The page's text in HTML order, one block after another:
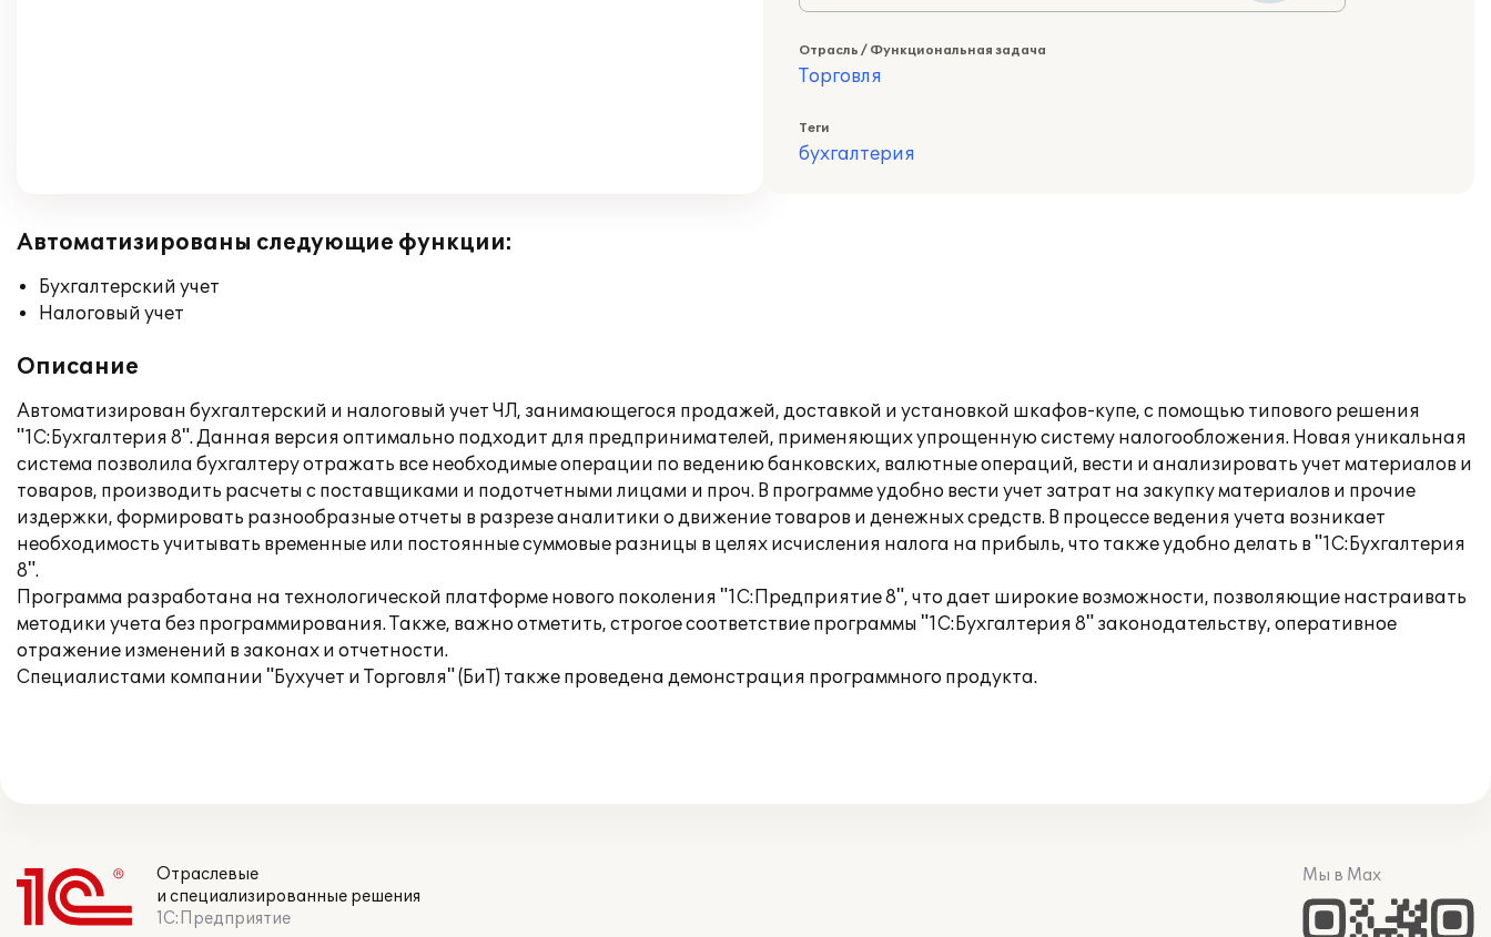
Отрасль / Функциональная задача
Торговля
Теги
бухгалтерия
Автоматизированы следующие функции:
Бухгалтерский учет
Налоговый учет
Описание
Автоматизирован бухгалтерский и налоговый учет ЧЛ, занимающегося продажей, доставкой и установкой шкафов-купе, с помощью типового решения
"1С:Бухгалтерия 8". Данная версия оптимально подходит для предпринимателей, применяющих упрощенную систему налогообложения. Новая уникальная
система позволила бухгалтеру отражать все необходимые операции по ведению банковских, валютные операций, вести и анализировать учет материалов и
товаров, производить расчеты с поставщиками и подотчетными лицами и проч. В программе удобно вести учет затрат на закупку материалов и прочие
издержки, формировать разнообразные отчеты в разрезе аналитики о движение товаров и денежных средств. В процессе ведения учета возникает
необходимость учитывать временные или постоянные суммовые разницы в целях исчисления налога на прибыль, что также удобно делать в "1С:Бухгалтерия
8".
Программа разработана на технологической платформе нового поколения "1С:Предприятие 8", что дает широкие возможности, позволяющие настраивать
методики учета без программирования. Также, важно отметить, строгое соответствие программы "1С:Бухгалтерия 8" законодательству, оперативное
отражение изменений в законах и отчетности.
Специалистами компании "Бухучет и Торговля" (БиТ) также проведена демонстрация программного продукта.
Отраслевые
и специализированные решения
1С:Предприятие
Мы в Max